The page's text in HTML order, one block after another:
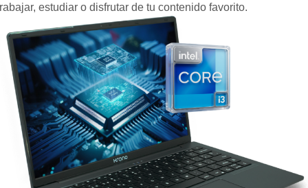
estudiar o disfrutar de tu contenido favorito.